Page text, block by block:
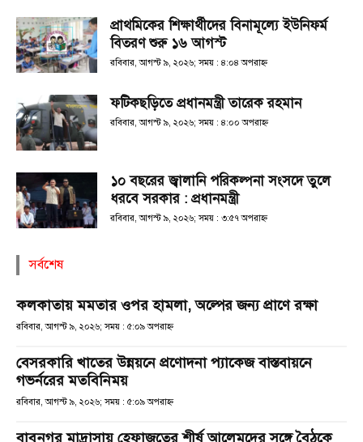
প্রাথমিকের শিক্ষার্থীদের বিনামূল্যে ইউনিফর্ম
বিতরণ শুরু ১৬ আগস্ট
রবিবার, আগস্ট ৯, ২০২৬; সময় : ৪:০৪ অপরাহ্ণ
ফটিকছড়িতে প্রধানমন্ত্রী তারেক রহমান
রবিবার, আগস্ট ৯, ২০২৬; সময় : ৪:০০ অপরাহ্ণ
১০ বছরের জ্বালানি পরিকল্পনা সংসদে তুলে
ধরবে সরকার : প্রধানমন্ত্রী
রবিবার, আগস্ট ৯, ২০২৬; সময় : ৩:৫৭ অপরাহ্ণ
সর্বশেষ
কলকাতায় মমতার ওপর হামলা, অল্পের জন্য প্রাণে রক্ষা
রবিবার, আগস্ট ৯, ২০২৬; সময় : ৫:০৯ অপরাহ্ণ
বেসরকারি খাতের উন্নয়নে প্রণোদনা প্যাকেজ বাস্তবায়নে
গভর্নরের মতবিনিময়
রবিবার, আগস্ট ৯, ২০২৬; সময় : ৫:০৯ অপরাহ্ণ
বাবুনগর মাদ্রাসায় হেফাজতের শীর্ষ আলেমদের সঙ্গে বৈঠকে